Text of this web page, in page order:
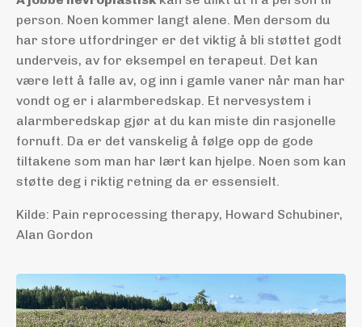
person. Noen kommer langt alene. Men dersom du
har store utfordringer er det viktig å bli støttet godt
underveis, av for eksempel en terapeut. Det kan
være lett å falle av, og inn i gamle vaner når man har
vondt og er i alarmberedskap. Et nervesystem i
alarmberedskap gjør at du kan miste din rasjonelle
fornuft. Da er det vanskelig å følge opp de gode
tiltakene som man har lært kan hjelpe. Noen som kan
støtte deg i riktig retning da er essensielt.
Kilde: Pain reprocessing therapy, Howard Schubiner,
Alan Gordon